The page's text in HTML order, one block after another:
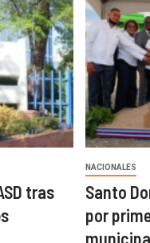
tras
NACIONALES
Santo
por